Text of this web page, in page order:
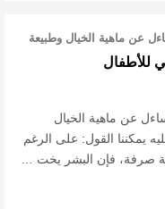
عن ماهية الخيال وطبيعة
للأطفال
عن ماهية الخيال
يمكننا القول: على الرغم
صرفة، فإن البشر يخت …